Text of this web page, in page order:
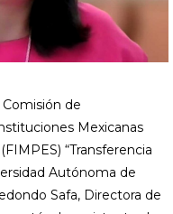
de
Mexicanas
“Transferencia
Autónoma de
Safa, Directora de